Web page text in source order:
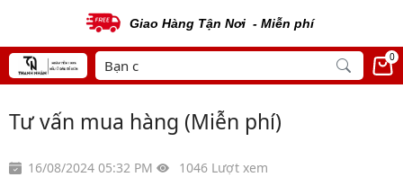
Giao Hàng Tận Nơi - Miễn phí
0
Tư vấn mua hàng (Miễn phí)
16/08/2024 05:32 PM 1046 Lượt xem